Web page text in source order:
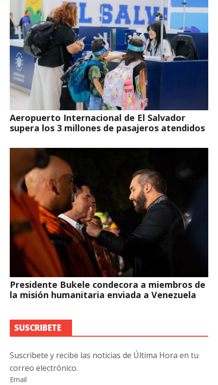
Aeropuerto Internacional de El Salvador
supera los 3 millones de pasajeros atendidos
Presidente Bukele condecora a miembros de
la misión humanitaria enviada a Venezuela
SUSCRIBETE
Suscribete y recibe las noticias de Última Hora en tu
correo electrónico.
Email